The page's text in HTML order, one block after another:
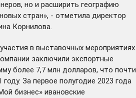
но и расширить географию
стран», - отметила директор
Корнилова.
в выставочных мероприятиях
заключили экспортные
более 7,7 млн долларов, что почти
За первое полугодие 2023 года
бизнес» ивановские